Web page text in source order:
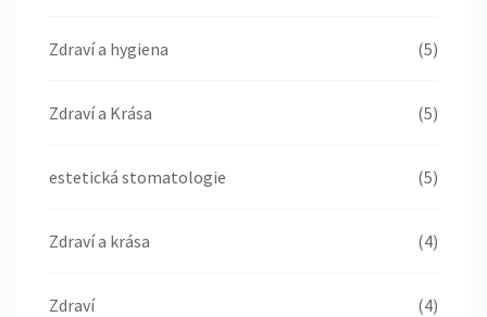
Zdraví a hygiena (5)
Zdraví a Krása (5)
estetická stomatologie (5)
Zdraví a krása (4)
Zdraví (4)